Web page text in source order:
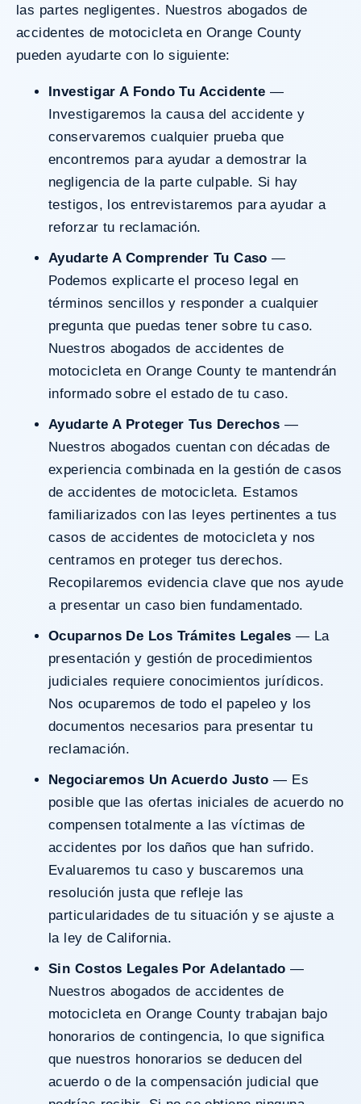
las partes negligentes. Nuestros abogados de
accidentes de motocicleta en Orange County
pueden ayudarte con lo siguiente:
Investigar A Fondo Tu Accidente —
Investigaremos la causa del accidente y
conservaremos cualquier prueba que
encontremos para ayudar a demostrar la
negligencia de la parte culpable. Si hay
testigos, los entrevistaremos para ayudar a
reforzar tu reclamación.
Ayudarte A Comprender Tu Caso —
Podemos explicarte el proceso legal en
términos sencillos y responder a cualquier
pregunta que puedas tener sobre tu caso.
Nuestros abogados de accidentes de
motocicleta en Orange County te mantendrán
informado sobre el estado de tu caso.
Ayudarte A Proteger Tus Derechos —
Nuestros abogados cuentan con décadas de
experiencia combinada en la gestión de casos
de accidentes de motocicleta. Estamos
familiarizados con las leyes pertinentes a tus
casos de accidentes de motocicleta y nos
centramos en proteger tus derechos.
Recopilaremos evidencia clave que nos ayude
a presentar un caso bien fundamentado.
Ocuparnos De Los Trámites Legales — La
presentación y gestión de procedimientos
judiciales requiere conocimientos jurídicos.
Nos ocuparemos de todo el papeleo y los
documentos necesarios para presentar tu
reclamación.
Negociaremos Un Acuerdo Justo — Es
posible que las ofertas iniciales de acuerdo no
compensen totalmente a las víctimas de
accidentes por los daños que han sufrido.
Evaluaremos tu caso y buscaremos una
resolución justa que refleje las
particularidades de tu situación y se ajuste a
la ley de California.
Sin Costos Legales Por Adelantado —
Nuestros abogados de accidentes de
motocicleta en Orange County trabajan bajo
honorarios de contingencia, lo que significa
que nuestros honorarios se deducen del
acuerdo o de la compensación judicial que